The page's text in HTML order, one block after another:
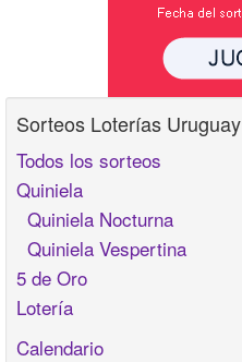
Sorteos Loterías Uruguay
Todos los sorteos
Quiniela
Quiniela Nocturna
Quiniela Vespertina
5 de Oro
Lotería
Calendario